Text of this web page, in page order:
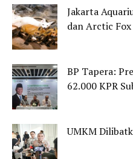
Jakarta
dan Arctic Fox
BP Tapera:
62.000 KPR
UMKM